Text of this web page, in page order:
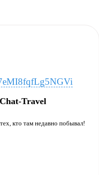
Travel
кто там недавно побывал!